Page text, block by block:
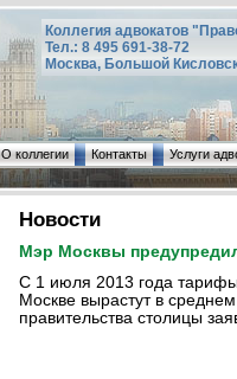
Коллегия адвокатов
Тел.: 8 495 691-38-72
Москва, Большой
О коллегии Контакты Услуги
Новости
Мэр Москвы
С 1 июля 2013 года
Москве вырастут в
правительства столицы